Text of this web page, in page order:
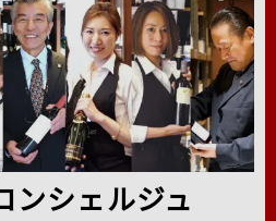
ンシェルジュ